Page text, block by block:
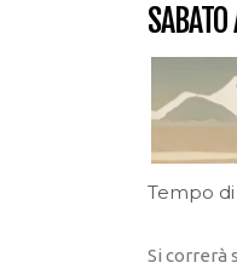
Tempo
Si correrà